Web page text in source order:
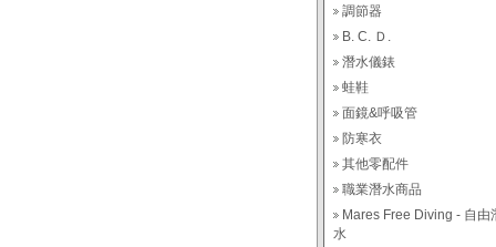
調節器
B. C. Ｄ.
潛水儀錶
蛙鞋
面鏡&呼吸管
防寒衣
其他零配件
職業潛水商品
Mares Free Diving - 自由
水